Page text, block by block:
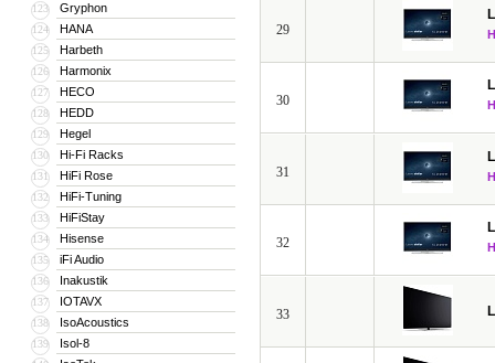
123 Gryphon
124 HANA
125 Harbeth
126 Harmonix
127 HECO
128 HEDD
129 Hegel
130 Hi-Fi Racks
131 HiFi Rose
132 HiFi-Tuning
133 HiFiStay
134 Hisense
135 iFi Audio
136 Inakustik
137 IOTAVX
138 IsoAcoustics
139 Isol-8
29
30
31
32
33